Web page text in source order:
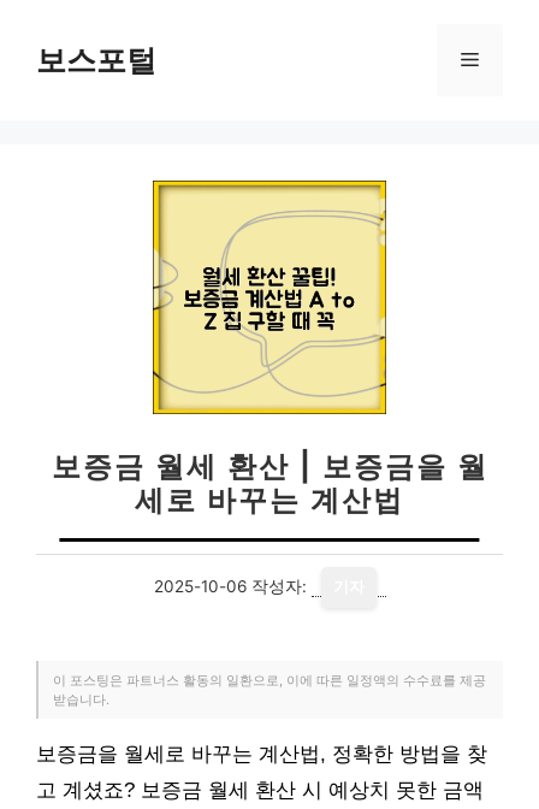
보스포털 메
보증금 월세 환산 | 보증금을 월
세로 바꾸는 계산법
2025-10-06 작성자:
이 포스팅은 파트너스 활동의 일환으로, 이에 따른 일정액의 수수료를 제공
받습니다.
보증금을 월세로 바꾸는 계산법, 정확한 방법을 찾
고 계셨죠? 보증금 월세 환산 시 예상치 못한 금액